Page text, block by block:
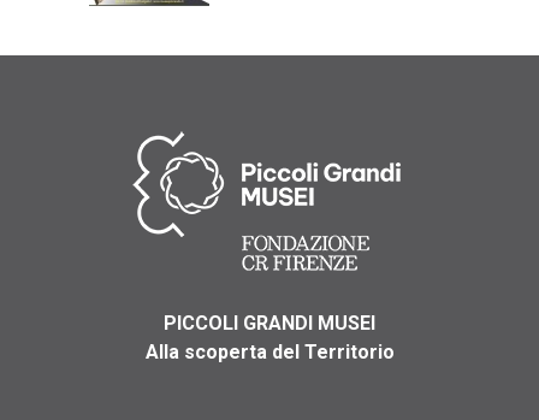
PICCOLI GRANDI MUSEI
Alla scoperta del Territorio